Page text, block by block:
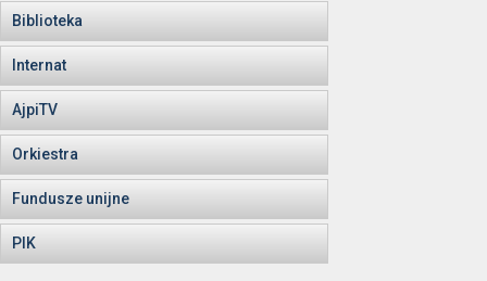
Biblioteka
Internat
AjpiTV
Orkiestra
Fundusze unijne
PIK